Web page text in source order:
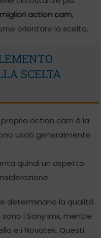
migliori action cam,
orientare la scelta.
SCELTA
action cam è la
usati generalmente
quindi un aspetto
determinano la qualità
i Sony Imx, mentre
e i Novatek. Questi